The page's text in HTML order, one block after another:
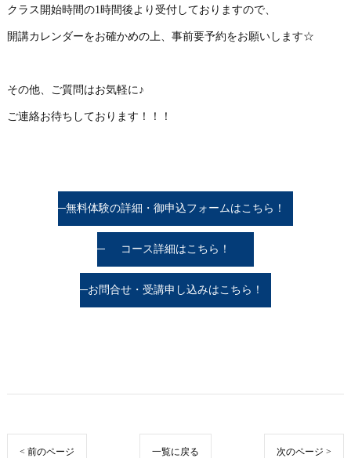
クラス開始時間の1時間後より受付しておりますので、
開講カレンダーをお確かめの上、事前要予約をお願いします☆
その他、ご質問はお気軽に♪
ご連絡お待ちしております！！！
無料体験の詳細・御申込フォームはこちら！
コース詳細はこちら！
お問合せ・受講申し込みはこちら！
< 前のページ 一覧に戻る 次のページ >